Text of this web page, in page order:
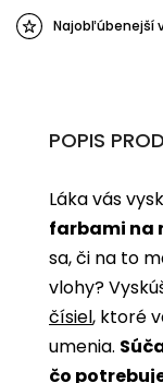
Najobľúbenejší
POPIS
Láka vás
farbami na
sa, či na to
vlohy?
čísiel, ktoré
umenia.
čo